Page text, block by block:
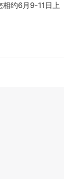
相约6月9-11日上